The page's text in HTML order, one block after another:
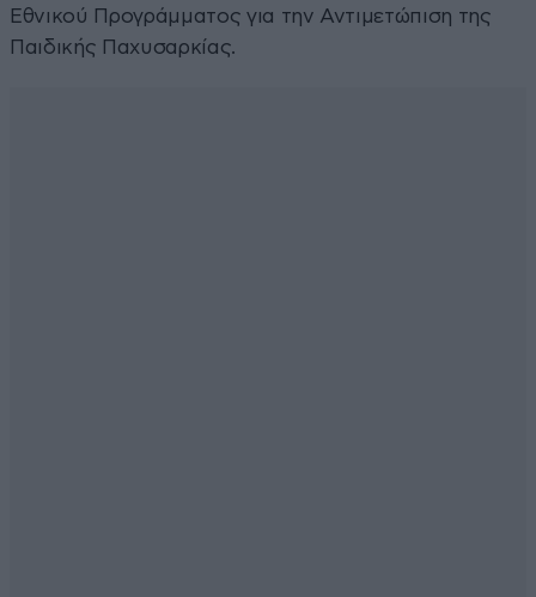
Εθνικού Προγράμματος για την Αντιμετώπιση της
Παιδικής Παχυσαρκίας.